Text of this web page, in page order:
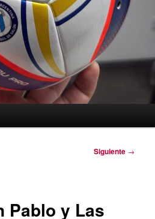
Siguiente →
Pablo y Las